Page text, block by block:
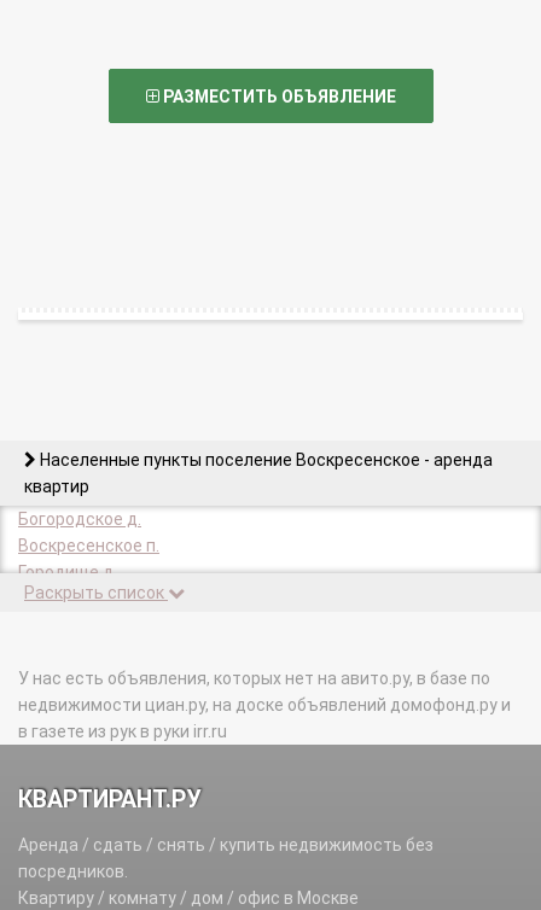
РАЗМЕСТИТЬ ОБЪЯВЛЕНИЕ
Населенные пункты поселение Воскресенское - аренда
квартир
Богородское д.
Воскресенское п.
Городище д.
Губкино д.
Каракашево д.
Князево д.
Лаптево д.
Никольское д.
подсобного хозяйства Воскресенское п.
Расторопово д.
Язово д.
Ямонтово д.
Раскрыть список
У нас есть объявления, которых нет на авито.ру, в базе по
недвижимости циан.ру, на доске объявлений домофонд.ру и
в газете из рук в руки irr.ru
КВАРТИРАНТ.РУ
Аренда / сдать / снять / купить недвижимость без
посредников.
Квартиру / комнату / дом / офис в Москве